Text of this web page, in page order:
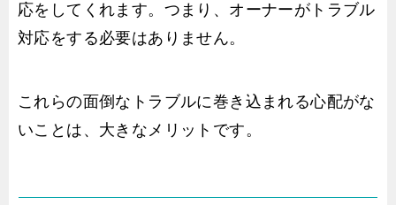
応をしてくれます。つまり、オーナーがトラブル
対応をする必要はありません。
これらの面倒なトラブルに巻き込まれる心配がな
いことは、大きなメリットです。